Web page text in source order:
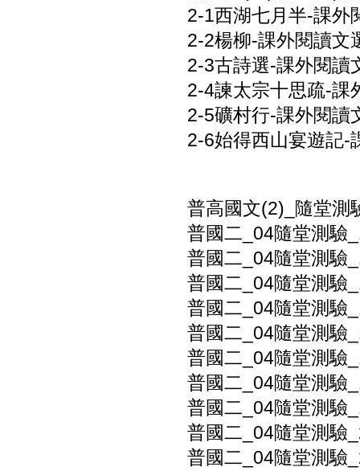
2-1西湖七月半-課外
2-2楊柳-課外閱讀文
2-3古詩選-課外閱讀
2-4諫太宗十思疏-課
2-5礦村行-課外閱讀
2-6始得西山宴遊記-
普高國文(2)_隨堂測
普國二_04隨堂測驗
普國二_04隨堂測驗
普國二_04隨堂測驗
普國二_04隨堂測驗
普國二_04隨堂測驗
普國二_04隨堂測驗
普國二_04隨堂測驗
普國二_04隨堂測驗
普國二_04隨堂測驗
普國二_04隨堂測驗